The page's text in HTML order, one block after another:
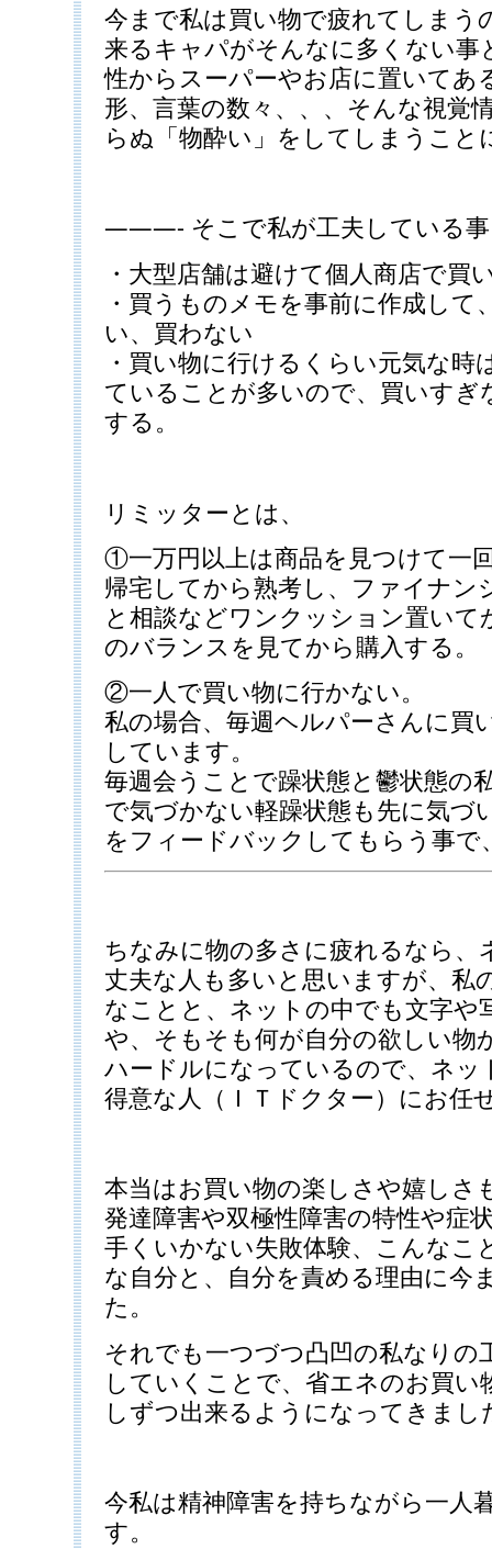
今まで私は買い物で疲れてしまう
来るキャパがそんなに多くない事
性からスーパーやお店に置いてあ
形、言葉の数々、、、そんな視覚
らぬ「物酔い」をしてしまうこと
———- そこで私が工夫している
・大型店舗は避けて個人商店で買
・買うものメモを事前に作成し
い、買わない
・買い物に行けるくらい元気な時
ていることが多いので、買いすぎ
する。
リミッターとは、
①一万円以上は商品を見つけて一
帰宅してから熟考し、ファイナン
と相談などワンクッション置い
のバランスを見てから購入する。
②一人で買い物に行かない。
私の場合、毎週ヘルパーさんに買
しています。
毎週会うことで躁状態と鬱状態の
で気づかない軽躁状態も先に気づ
をフィードバックしてもらう事で
ちなみに物の多さに疲れるなら、
丈夫な人も多いと思いますが、私
なことと、ネットの中でも文字や
や、そもそも何が自分の欲しい物
ハードルになっているので、ネ
得意な人（ＩＴドクター）にお任
本当はお買い物の楽しさや嬉しさ
発達障害や双極性障害の特性や症
手くいかない失敗体験、こんなこ
な自分と、自分を責める理由に今
た。
それでも一つづつ凸凹の私なりの
していくことで、省エネのお買
しずつ出来るようになってきまし
今私は精神障害を持ちながら一人
す。